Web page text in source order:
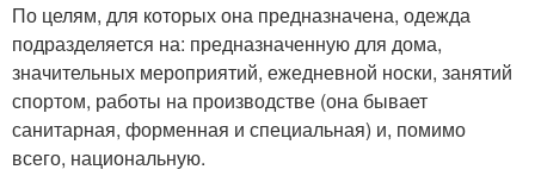
По целям, для которых она предназначена, одежда
подразделяется на: предназначенную для дома,
значительных мероприятий, ежедневной носки, занятий
спортом, работы на производстве (она бывает
санитарная, форменная и специальная) и, помимо
всего, национальную.